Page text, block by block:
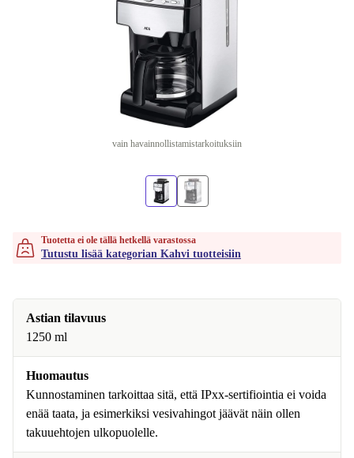
vain havainnollistamistarkoituksiin
Tuotetta ei ole tällä hetkellä varastossa
Tutustu lisää kategorian Kahvi tuotteisiin
Astian tilavuus
1250 ml
Huomautus
Kunnostaminen tarkoittaa sitä, että IPxx-sertifiointia ei voida
enää taata, ja esimerkiksi vesivahingot jäävät näin ollen
takuuehtojen ulkopuolelle.